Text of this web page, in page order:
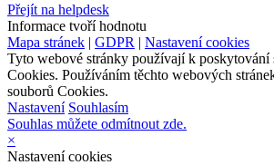
Přejít na helpdesk
Informace tvoří hodnotu
Mapa stránek | GDPR | Nastavení cookies
Tyto webové stránky používají k poskytování
Cookies. Používáním těchto webových
souborů Cookies.
Nastavení Souhlasím
Souhlas můžete odmítnout zde.
×
Nastavení cookies